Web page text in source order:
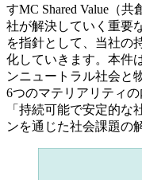
すMC Shared Value（
社が解決していく重要
を指針として、当社の
化していきます。本件
ンニュートラル社会と
6つのマテリアリティ
「持続可能で安定的な
ンを通じた社会課題の